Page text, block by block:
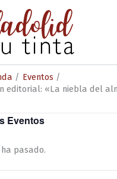
Eventos
editorial: «La niebla del
Eventos
pasado.